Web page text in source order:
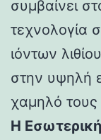
συμβαίνει
τεχνολογία
ιόντων
στην υψηλή
χαμηλό τους
Η